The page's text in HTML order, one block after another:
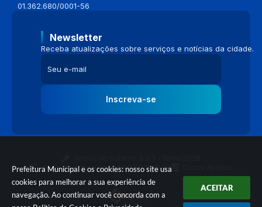
Prefeitura Municipal e os cookies: nosso site usa
cookies para melhorar a sua experiência de
navegação. Ao continuar você concorda com a
ACEITAR
01.362.680/0001-56
Newsletter
Receba atualizações sobre serviços e notícias da cidade.
Inscreva-se
Portal atualizado em:04/08/2026 16:58